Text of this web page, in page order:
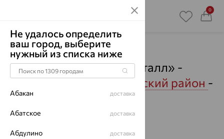
0
Главная Магазины
Ювелирный дом «Кристалл» -
Новоселье, Ломоносовский район -
Пункты выдачи
Смотреть все города
Не удалось определить
ваш город, выберите
нужный из списка ниже
Абакан доставка
Абатское доставка
Абдулино доставка